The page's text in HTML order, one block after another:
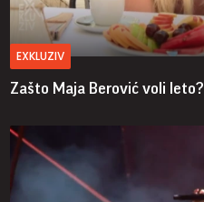
EXKLUZIV
Zašto Maja Berović voli leto?